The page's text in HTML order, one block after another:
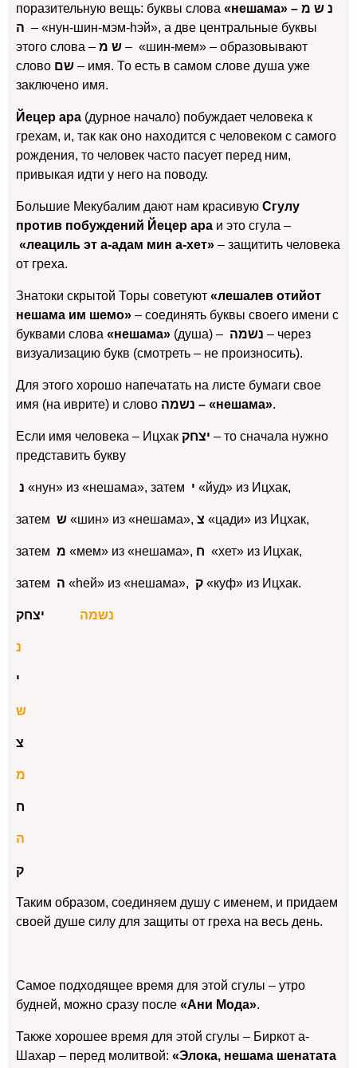
поразительную вещь: буквы слова «нешама» – נ ש מ
ה – «нун-шин-мэм-hэй», а две центральные буквы
этого слова – ש מ – «шин-мем» – образовывают
слово שם – имя. То есть в самом слове душа уже
заключено имя.
Йецер ара (дурное начало) побуждает человека к
грехам, и, так как оно находится с человеком с самого
рождения, то человек часто пасует перед ним,
привыкая идти у него на поводу.
Большие Мекубалим дают нам красивую Сгулу
против побуждений Йецер ара и это сгула –
«леациль эт а-адам мин а-хет» – защитить человека
от греха.
Знатоки скрытой Торы советуют «лешалев отийот
нешама им шемо» – соединять буквы своего имени с
буквами слова «нешама» (душа) – נשמה – через
визуализацию букв (смотреть – не произносить).
Для этого хорошо напечатать на листе бумаги свое
имя (на иврите) и слово
נשמה – «нешама».
Если имя человека – Ицхак יצחק – то сначала нужно
представить букву
נ «нун» из «нешама», затем י «йуд» из Ицхак,
затем «шин» из «нешама», צ «цади» из Ицхак,
затем «мем» из «нешама», «хет» из Ицхак,
затем ה «hей» из «нешама», «куф» из Ицхак.
נשמה יצחק
נ
ש
Таким образом, соединяем душу с именем, и придаем
своей душе силу для защиты от греха на весь день.
Самое подходящее время для этой сгулы – утро
будней, можно сразу после «Ани Мода».
Также хорошее время для этой сгулы – Биркот а-
Шахар – перед молитвой: «Элока, нешама шенатата